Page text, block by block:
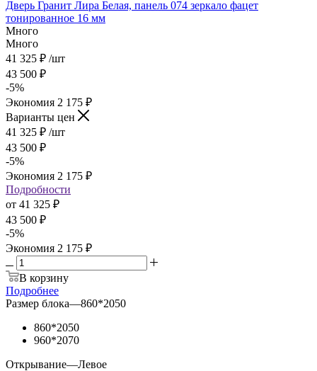
Дверь Гранит Лира Белая, панель 074 зеркало фацет
тонированное 16 мм
Много
Много
41 325 ₽ /шт
43 500 ₽
-5%
Экономия 2 175 ₽
Варианты цен
41 325 ₽ /шт
43 500 ₽
-5%
Экономия 2 175 ₽
Подробности
от 41 325 ₽
43 500 ₽
-5%
Экономия 2 175 ₽
В корзину
Подробнее
Размер блока—860*2050
860*2050
960*2070
Открывание—Левое